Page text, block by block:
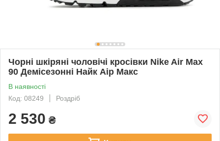
Чорні шкіряні чоловічі кросівки Nike Air Max
90 Демісезонні Найк Аір Макс
В наявності
Код: 08249
Роздріб
2 530 ₴